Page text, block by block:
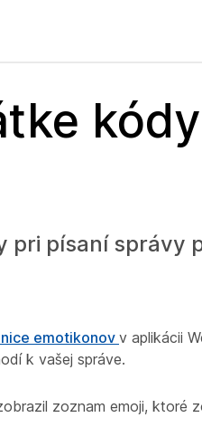
pri písaní správy
emotikonov v aplikácii
k vašej správe.
zoznam emoji, ktoré